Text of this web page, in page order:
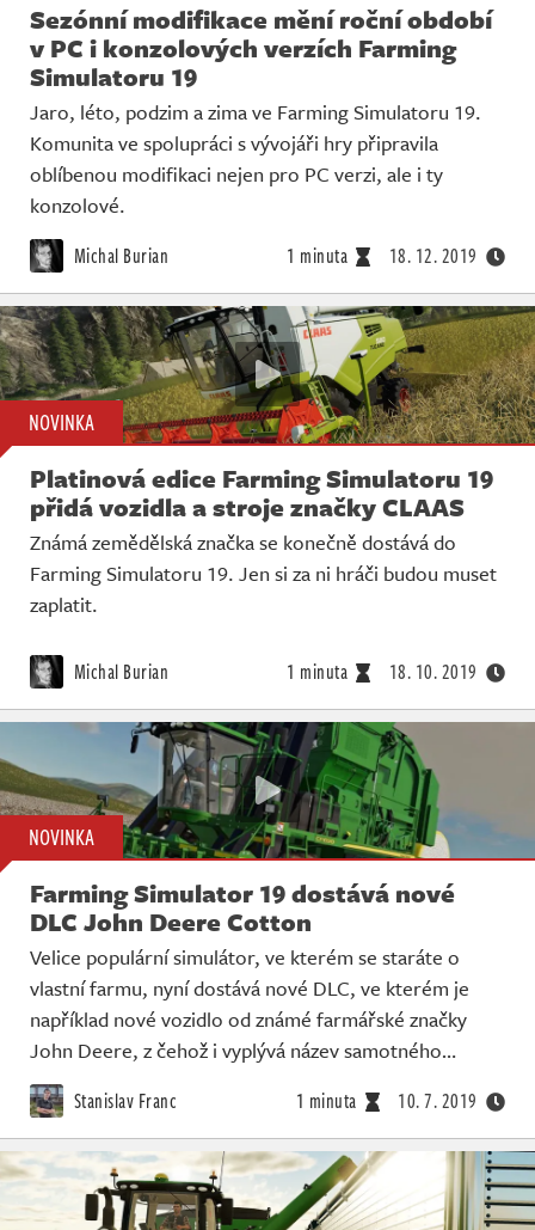
Sezónní modifikace mění roční období
v PC i konzolových verzích Farming
Simulatoru 19
Jaro, léto, podzim a zima ve Farming Simulatoru 19.
Komunita ve spolupráci s vývojáři hry připravila
oblíbenou modifikaci nejen pro PC verzi, ale i ty
konzolové.
Michal Burian 1 minuta 18. 12. 2019
NOVINKA
Platinová edice Farming Simulatoru 19
přidá vozidla a stroje značky CLAAS
Známá zemědělská značka se konečně dostává do
Farming Simulatoru 19. Jen si za ni hráči budou muset
zaplatit.
Michal Burian 1 minuta 18. 10. 2019
NOVINKA
Farming Simulator 19 dostává nové
DLC John Deere Cotton
Velice populární simulátor, ve kterém se staráte o
vlastní farmu, nyní dostává nové DLC, ve kterém je
například nové vozidlo od známé farmářské značky
John Deere, z čehož i vyplývá název samotného…
Stanislav Franc 1 minuta 10. 7. 2019